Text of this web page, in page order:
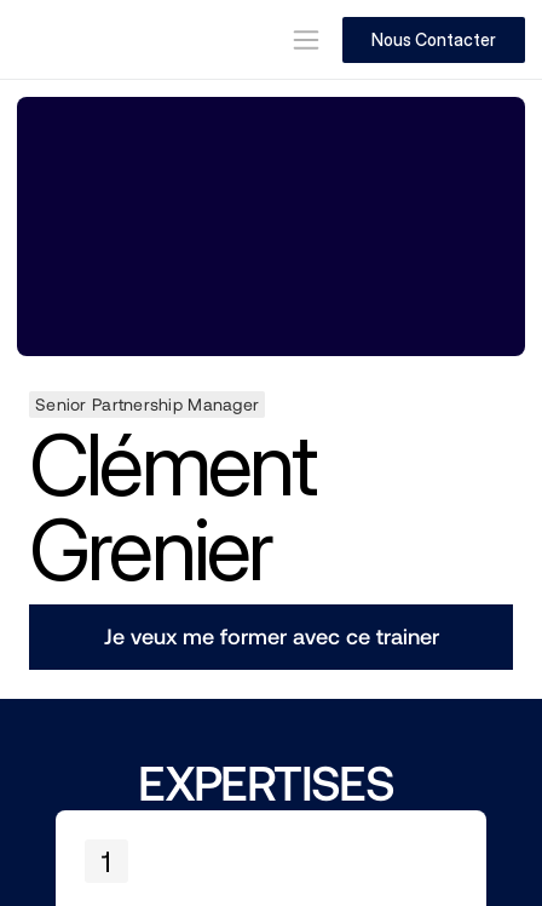
Nous Contacter
Senior Partnership Manager
Clément
Grenier
Je veux me former avec ce trainer
EXPERTISES
1